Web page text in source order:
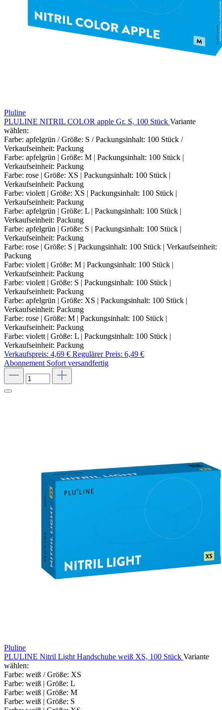
Pluline
PLULINE NITRIL COLOR apple Gr. S, 100 Stück Variante
wählen:
Farbe: apfelgrün / Größe: S / Packungsinhalt: 100 Stück /
Verkaufseinheit: Packung
Farbe: apfelgrün | Größe: M | Packungsinhalt: 100 Stück |
Verkaufseinheit: Packung
Farbe: rose | Größe: XS | Packungsinhalt: 100 Stück |
Verkaufseinheit: Packung
Farbe: violett | Größe: XS | Packungsinhalt: 100 Stück |
Verkaufseinheit: Packung
Farbe: apfelgrün | Größe: L | Packungsinhalt: 100 Stück |
Verkaufseinheit: Packung
Farbe: apfelgrün | Größe: S | Packungsinhalt: 100 Stück |
Verkaufseinheit: Packung
Farbe: rose | Größe: S | Packungsinhalt: 100 Stück | Verkaufseinheit:
Packung
Farbe: violett | Größe: M | Packungsinhalt: 100 Stück |
Verkaufseinheit: Packung
Farbe: violett | Größe: S | Packungsinhalt: 100 Stück |
Verkaufseinheit: Packung
Farbe: apfelgrün | Größe: XS | Packungsinhalt: 100 Stück |
Verkaufseinheit: Packung
Farbe: rose | Größe: M | Packungsinhalt: 100 Stück |
Verkaufseinheit: Packung
Farbe: violett | Größe: L | Packungsinhalt: 100 Stück |
Verkaufseinheit: Packung
Verkaufspreis: 4,69 € Regulärer Preis: 6,49 €
Abonnement Sofort versandfertig
Pluline
PLULINE Nitril Light Handschuhe weiß XS, 100 Stück Variante
wählen:
Farbe: weiß / Größe: XS
Farbe: weiß | Größe: L
Farbe: weiß | Größe: M
Farbe: weiß | Größe: S